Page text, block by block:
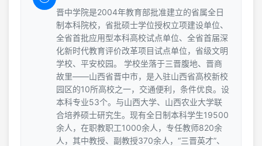
晋中学院是2004年教育部批准建立的省属全日
制本科院校，省批硕士学位授权立项建设单位、
全省首批应用型本科高校试点单位、全省首届深
化新时代教育评价改革项目试点单位，省级文明
学校、平安校园。 学校坐落于三晋腹地、晋商
故里——山西省晋中市，是入驻山西省高校新校
园区的10所高校之一，交通便利，条件优良。设
本科专业53个。与山西大学、山西农业大学联
合培养硕士研究生。现有全日制本科学生19500
余人，在职教职工1000余人，专任教师820余
人，其中教授、副教授370余人，“三晋英才”、